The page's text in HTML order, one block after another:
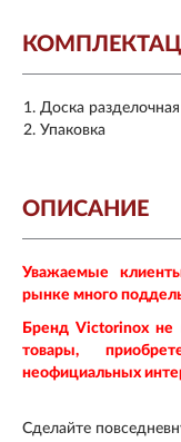
Доска разделочная
Упаковка
ОПИСАНИЕ
Уважаемые
рынке много
Бренд Victorinox не
товары,
неофициальных
Сделайте